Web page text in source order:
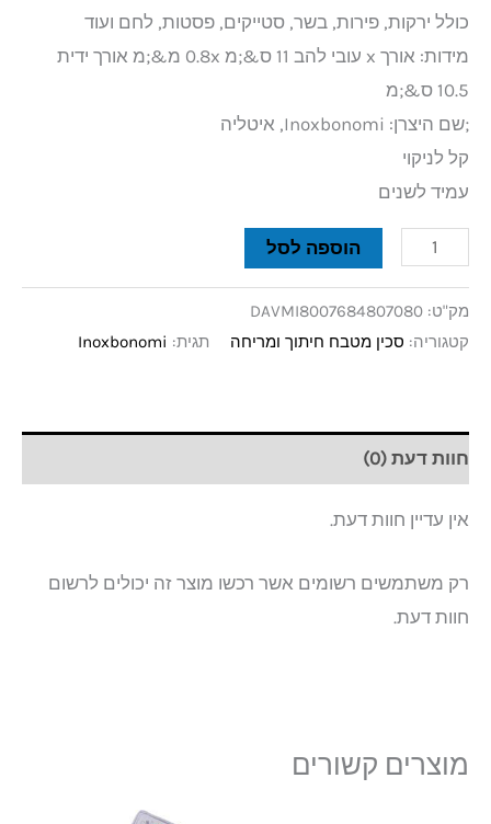
כולל ירקות, פירות, בשר, סטייקים, פסטות, לחם ועוד
מידות: אורך x עובי להב 11 ס&;מ 0.8x מ&;מ אורך ידית
10.5 ס&;מ
;שם היצרן: Inoxbonomi, איטליה
קל לניקוי
עמיד לשנים
הוספה לסל
מק"ט: DAVMI8007684807080
קטגוריה: סכין מטבח חיתוך ומריחה תגית: Inoxbonomi
חוות דעת (0)
אין עדיין חוות דעת.
רק משתמשים רשומים אשר רכשו מוצר זה יכולים לרשום
חוות דעת.
מוצרים קשורים